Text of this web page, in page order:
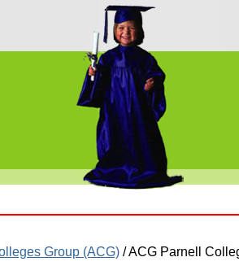
Group (ACG) / ACG Parnell